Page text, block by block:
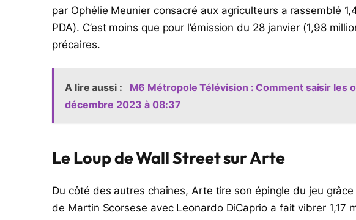
par Ophélie Meunier consacré aux agriculteurs a rassemblé
PDA). C’est moins que pour l’émission du 28 janvier (1,98
précaires.
A lire aussi :
M6 Métropole Télévision : Comment saisir les
décembre 2023 à 08:37
Le Loup de Wall Street sur Arte
Du côté des autres chaînes, Arte tire son épingle du jeu
de Martin Scorsese avec Leonardo DiCaprio a fait vibrer 1,17